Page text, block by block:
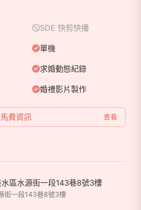
SDE 快剪快播
單機
求婚動態紀錄
婚禮影片製作
費資訊 查看
區水源街一段143巷8號3樓
街一段143巷8號3樓